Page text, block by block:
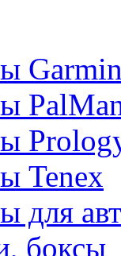
Tenex
для
боксы